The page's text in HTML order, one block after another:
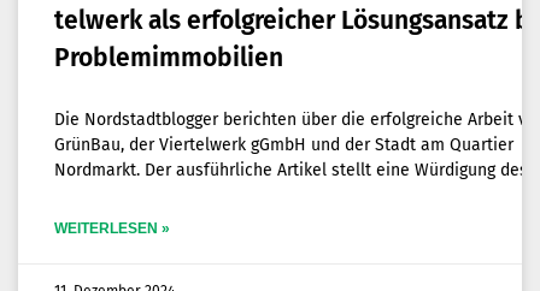
tel­werk als erfolg­rei­cher Lösungs­an­satz
Problemimmobilien
Die Nord­stadt­blog­ger berich­ten über die erfolg­rei­che Arbeit
Grün­Bau, der Vier­tel­werk gGmbH und der Stadt am Quar­tier
Nord­markt. Der aus­führ­li­che Arti­kel stellt eine Wür­di­gung des
WEITERLESEN »